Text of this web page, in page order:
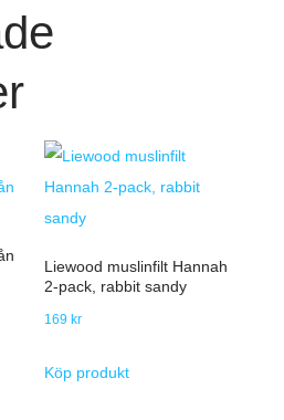
Liewood muslinfilt Hannah
2-pack, rabbit sandy
169 kr
Köp produkt